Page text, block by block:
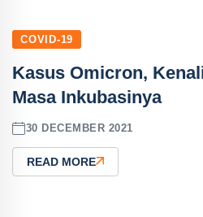
COVID-19
Kasus Omicron,
Masa Inkubasinya
30 DECEMBER 2021
READ MORE